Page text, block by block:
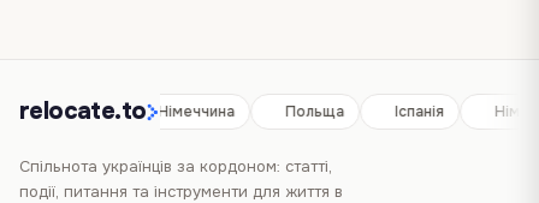
relocate.to
Іспанія Німеччина Польща Іспанія
Спільнота українців за кордоном: статті,
події, питання та інструменти для життя в